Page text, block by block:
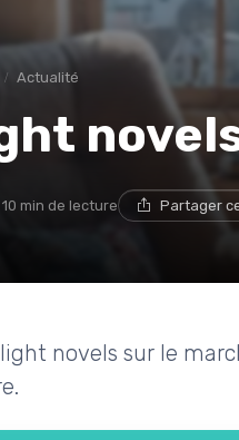
Actualité
10 min de lecture Partager
novels sur le